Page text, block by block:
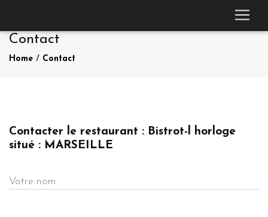
Contact
Home / Contact
Contacter le restaurant : Bistrot-l horloge
situé : MARSEILLE
Votre nom